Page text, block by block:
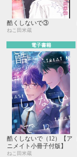
酷くしないで③
ねこ田米蔵
電子書籍
酷くしないで（12）【ア
ニメイト小冊子付版】
ねこ田米蔵